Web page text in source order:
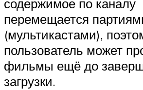
содержимое по каналу
перемещается
(мультикастами),
пользователь может
фильмы ещё до
загрузки.